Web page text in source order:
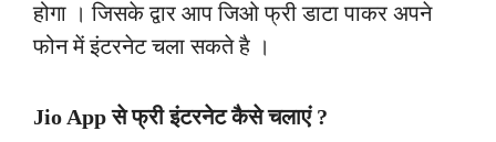
होगा । जिसके द्वार आप जिओ फ्री डाटा पाकर अपने
फोन में इंटरनेट चला सकते है ।
Jio App से फ्री इंटरनेट कैसे चलाएं ?